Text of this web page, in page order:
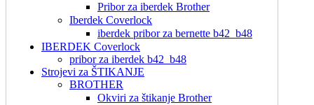
Pribor za iberdek Brother
Iberdek Coverlock
iberdek pribor za bernette b42_b48
IBERDEK Coverlock
pribor za iberdek b42_b48
Strojevi za ŠTIKANJE
BROTHER
Okviri za štikanje Brother